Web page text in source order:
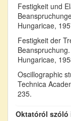
Festigkeit und
Hungaricae,
Festigkeit der
Hungaricae,
Oscillographic
Technica
235.
Oktatóról szóló